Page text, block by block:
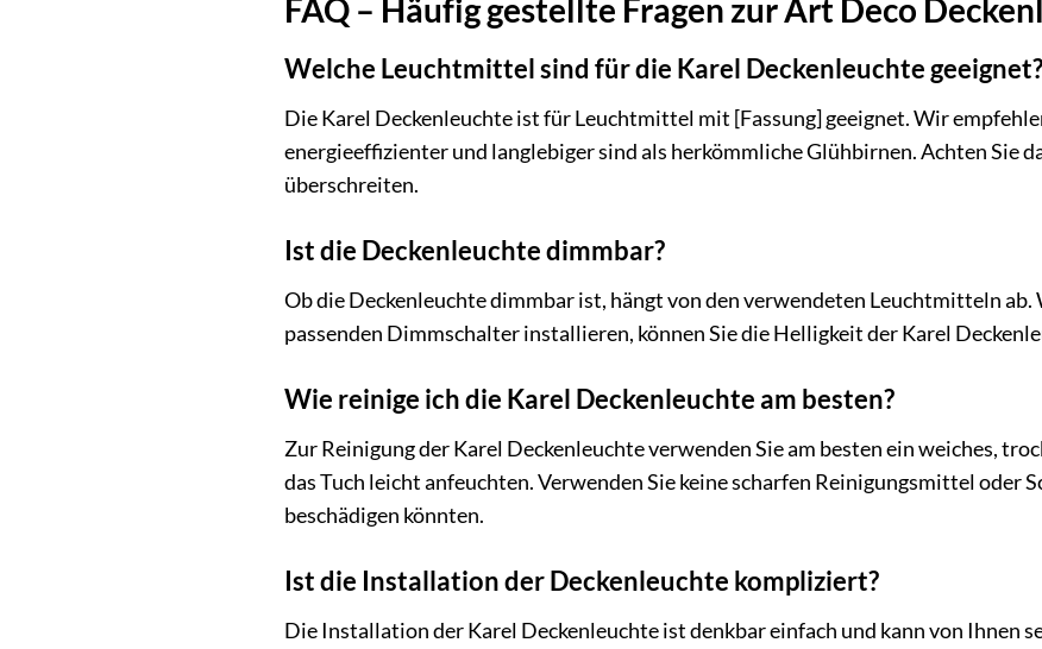
FAQ – Häufig gestellte Fragen zur Art Deco
Welche Leuchtmittel sind für die Karel Deckenleuchte geeignet?
Die Karel Deckenleuchte ist für Leuchtmittel mit [Fassung] geeignet. Wir
energieeffizienter und langlebiger sind als herkömmliche Glühbirnen. Achten Sie
überschreiten.
Ist die Deckenleuchte dimmbar?
Ob die Deckenleuchte dimmbar ist, hängt von den verwendeten Leuchtmitteln
passenden Dimmschalter installieren, können Sie die Helligkeit der Karel
Wie reinige ich die Karel Deckenleuchte am besten?
Zur Reinigung der Karel Deckenleuchte verwenden Sie am besten ein weiches,
das Tuch leicht anfeuchten. Verwenden Sie keine scharfen Reinigungsmittel oder
beschädigen könnten.
Ist die Installation der Deckenleuchte kompliziert?
Die Installation der Karel Deckenleuchte ist denkbar einfach und kann von